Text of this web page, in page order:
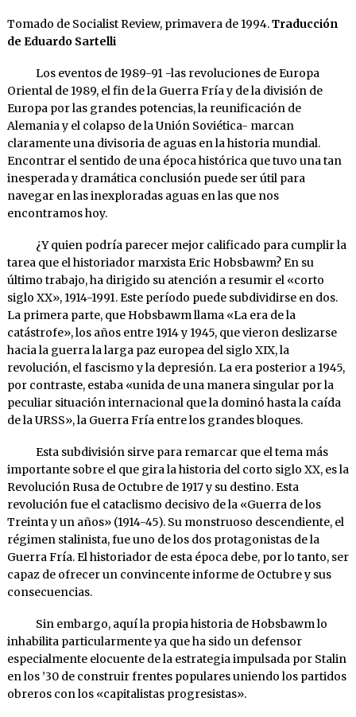
Tomado de Socialist Review, primavera de 1994.Traducción
de Eduardo Sartelli
Los eventos de 1989-91 -las revoluciones de Europa
Oriental de 1989, el fin de la Guerra Fría y de la división de
Europa por las grandes potencias, la reunificación de
Alemania y el colapso de la Unión Soviética- marcan
claramente una divisoria de aguas en la historia mundial.
Encontrar el sentido de una época histórica que tuvo una tan
inesperada y dramática conclusión puede ser útil para
navegar en las inexploradas aguas en las que nos
encontramos hoy.
¿Y quien podría parecer mejor calificado para cumplir la
tarea que el historiador marxista Eric Hobsbawm? En su
último trabajo, ha dirigido su atención a resumir el «corto
siglo XX», 1914-1991. Este período puede subdividirse en dos.
La primera parte, que Hobsbawm llama «La era de la
catástrofe», los años entre 1914 y 1945, que vieron deslizarse
hacia la guerra la larga paz europea del siglo XIX, la
revolución, el fascismo y la depresión. La era posterior a 1945,
por contraste, estaba «unida de una manera singular por la
peculiar situación internacional que la dominó hasta la caída
de la URSS», la Guerra Fría entre los grandes bloques.
Esta subdivisión sirve para remarcar que el tema más
importante sobre el que gira la historia del corto siglo XX, es la
Revolución Rusa de Octubre de 1917 y su destino. Esta
revolución fue el cataclismo decisivo de la «Guerra de los
Treinta y un años» (1914-45). Su monstruoso descendiente, el
régimen stalinista, fue uno de los dos protagonistas de la
Guerra Fría. El historiador de esta época debe, por lo tanto, ser
capaz de ofrecer un convincente informe de Octubre y sus
consecuencias.
Sin embargo, aquí la propia historia de Hobsbawm lo
inhabilita particularmente ya que ha sido un defensor
especialmente elocuente de la estrategia impulsada por Stalin
en los ’30 de construir frentes populares uniendo los partidos
obreros con los «capitalistas progresistas».